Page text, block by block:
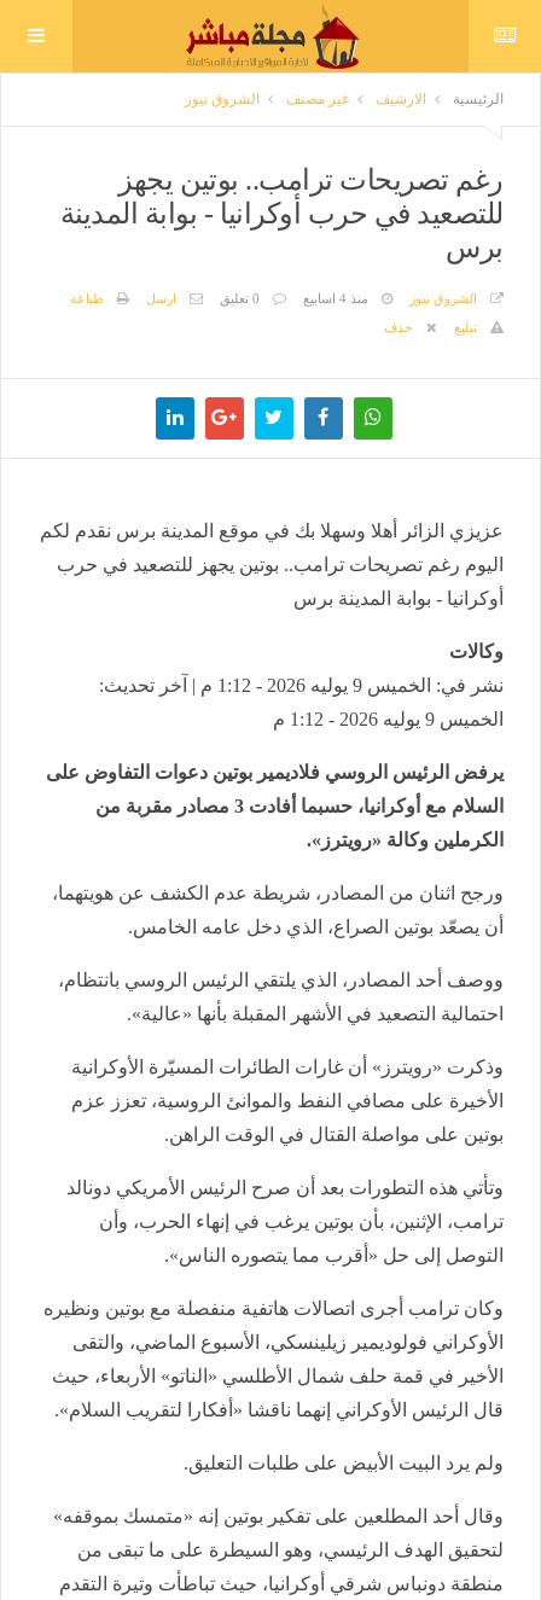
الرئيسية الارشيف غير مصنف الشروق نيوز
رغم تصريحات ترامب.. بوتين يجهز
للتصعيد في حرب أوكرانيا - بوابة المدينة
برس
الشروق نيوز منذ 4 اسابيع 0 تعليق ارسل
طباعة
تبليغ
حذف
عزيزي الزائر أهلا وسهلا بك في موقع المدينة برس نقدم لكم
اليوم رغم تصريحات ترامب.. بوتين يجهز للتصعيد في حرب
أوكرانيا - بوابة المدينة برس
وكالات
نشر في: الخميس 9 يوليه 2026 - 1:12 م | آخر تحديث:
الخميس 9 يوليه 2026 - 1:12 م
يرفض الرئيس الروسي فلاديمير بوتين دعوات التفاوض على
السلام مع أوكرانيا، حسبما أفادت 3 مصادر مقربة من
الكرملين وكالة «رويترز».
ورجح اثنان من المصادر، شريطة عدم الكشف عن هويتهما،
أن يصعّد بوتين الصراع، الذي دخل عامه الخامس.
ووصف أحد المصادر، الذي يلتقي الرئيس الروسي بانتظام،
احتمالية التصعيد في الأشهر المقبلة بأنها «عالية».
وذكرت «رويترز» أن غارات الطائرات المسيّرة الأوكرانية
الأخيرة على مصافي النفط والموانئ الروسية، تعزز عزم
بوتين على مواصلة القتال في الوقت الراهن.
وتأتي هذه التطورات بعد أن صرح الرئيس الأمريكي دونالد
ترامب، الإثنين، بأن بوتين يرغب في إنهاء الحرب، وأن
التوصل إلى حل «أقرب مما يتصوره الناس».
وكان ترامب أجرى اتصالات هاتفية منفصلة مع بوتين ونظيره
الأوكراني فولوديمير زيلينسكي، الأسبوع الماضي، والتقى
الأخير في قمة حلف شمال الأطلسي «الناتو» الأربعاء، حيث
قال الرئيس الأوكراني إنهما ناقشا «أفكارا لتقريب السلام».
ولم يرد البيت الأبيض على طلبات التعليق.
وقال أحد المطلعين على تفكير بوتين إنه «متمسك بموقفه»
لتحقيق الهدف الرئيسي، وهو السيطرة على ما تبقى من
منطقة دونباس شرقي أوكرانيا، حيث تباطأت وتيرة التقدم